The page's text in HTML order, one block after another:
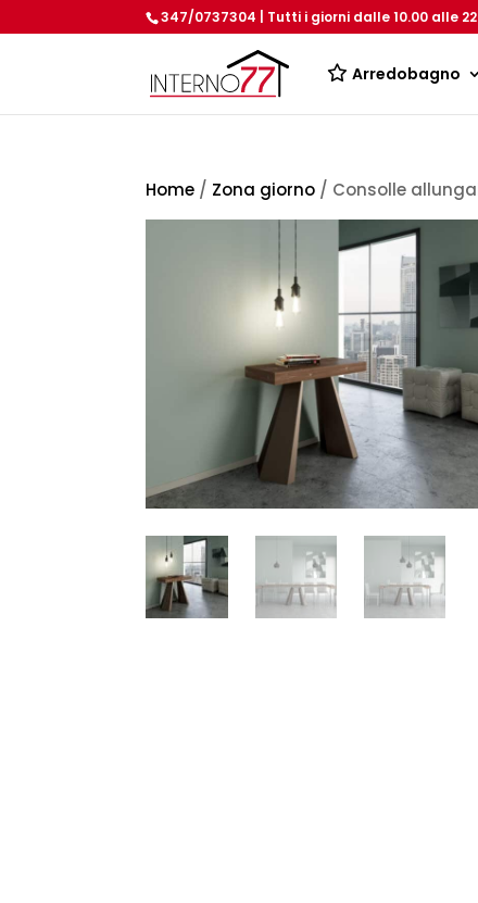
347/0737304 | Tutti i giorni dalle 10.00 alle
Arredobagno
Home / Zona giorno / Consolle